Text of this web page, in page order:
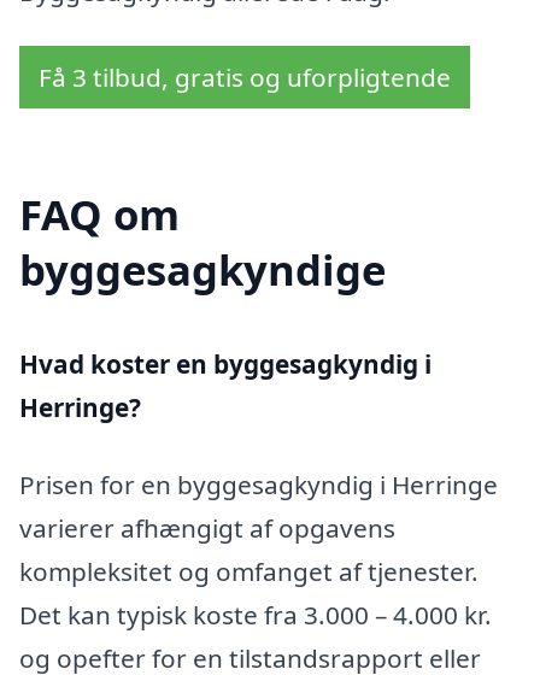
Få 3 tilbud, gratis og uforpligtende
FAQ om
byggesagkyndige
Hvad koster en byggesagkyndig i
Herringe?
Prisen for en byggesagkyndig i Herringe
varierer afhængigt af opgavens
kompleksitet og omfanget af tjenester.
Det kan typisk koste fra 3.000 – 4.000 kr.
og opefter for en tilstandsrapport eller